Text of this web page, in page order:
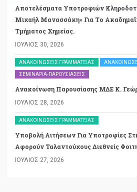
Αποτελέσματα Υποτροφιών
Μιχαήλ Μανασσάκη» Για Το
Τμήματος Χημείας.
ΙΟΎΛΙΟΣ 30, 2026
ΑΝΑΚΟΙΝΏΣΕΙΣ ΓΡΑΜΜΑΤΕΊΑΣ
ΣΕΜΙΝΆΡΙΑ-ΠΑΡΟΥΣΙΆΣΕΙΣ
Ανακοίνωση Παρουσίασης ΜΔΕ Κ.
ΙΟΎΛΙΟΣ 28, 2026
ΑΝΑΚΟΙΝΏΣΕΙΣ ΓΡΑΜΜΑΤΕΊΑΣ
Υποβολή Αιτήσεων Για Υποτροφίες
Αφορούν Ταλαντούχους Διεθνείς
ΙΟΎΛΙΟΣ 27, 2026